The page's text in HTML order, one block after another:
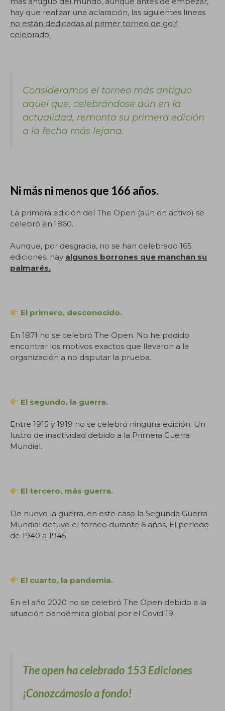
hay que realizar una aclaración, las siguientes líneas
no están dedicadas al primer torneo de golf
celebrado.
Consideramos el torneo más antiguo
aquel que, celebrándose aún en la
actualidad, remonta su primera edición
a la fecha más lejana.
Ni más ni menos que 166 años.
La primera edición del The Open (aún en activo) se
celebró en 1860.
Aunque, por desgracia, no se han celebrado 165
ediciones, hay algunos borrones que manchan su
palmarés.
El primero, desconocido.
En 1871 no se celebró The Open. No he podido
encontrar los motivos exactos que llevaron a la
organización a no disputar la prueba.
El segundo, la guerra.
Entre 1915 y 1919 no se celebró ninguna edición. Un
lustro de inactividad debido a la Primera Guerra
Mundial.
El tercero, más guerra.
De nuevo la guerra, en este caso la Segunda Guerra
Mundial detuvo el torneo durante 6 años. El período
de 1940 a 1945
El cuarto, la pandemia.
En el año 2020 no se celebró The Open debido a la
situación pandémica global por el Covid 19.
The open ha celebrado 153 Ediciones
¡Conozcámoslo a fondo!